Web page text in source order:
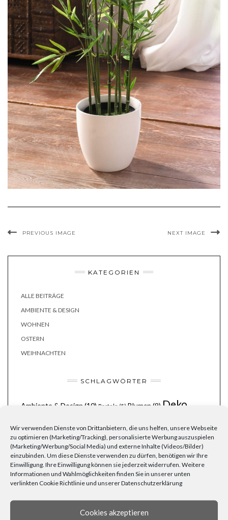
Wir verwenden Dienste von Drittanbietern, die uns helfen, unsere Webseite
zu optimieren (Marketing/Tracking), personalisierte Werbung auszuspielen
(Marketing/Werbung/Social Media) und externe Inhalte (Videos/Bilder)
einzubinden. Um diese Dienste verwenden zu dürfen, benötigen wir Ihre
Einwilligung. Ihre Einwilligung können sie jederzeit widerrufen. Weitere
Informationen und Wahlmöglichkeiten finden Sie in unserer unten
verlinkten Cookie Richtlinie und unserer Datenschutzerklärung
Cookies akzeptieren
PREVIOUS IMAGE NEXT IMAGE
KATEGORIEN
ALLE BEITRÄGE
AMBIENTE & DESIGN
WOHNEN
OSTERN
WEIHNACHTEN
SCHLAGWÖRTER
Ambiente & Design (10) Basteln (5) Blumen (9) Deko
Frank Flechtwaren(141)Frühling
(8)Garten(41) Gartenarbeit(7) Gartendeko(7)
Gemütlichkeit(24) Grillen (6) Grillparty
Herbst
(14) Holz(6) Kerzen(8)Korbwaren(9)Körbe(11) Laternen
(6) Naturmaterialien(6) Ordnung(8) Osterfest(6) Osterhase(6)
(13)Pflanzen(19) Rattan